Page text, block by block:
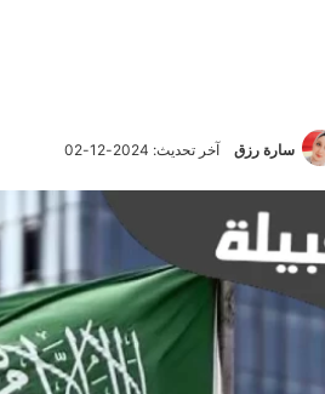
سارة رزق آخر تحديث: 2024-12-02